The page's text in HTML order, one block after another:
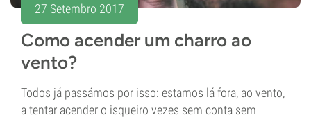
27 Setembro 2017
Como acender um charro ao
vento?
Todos já passámos por isso: estamos lá fora, ao vento,
a tentar acender o isqueiro vezes sem conta sem